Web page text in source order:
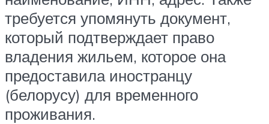
требуется упомянуть документ,
который подтверждает право
владения жильем, которое она
предоставила иностранцу
(белорусу) для временного
проживания.